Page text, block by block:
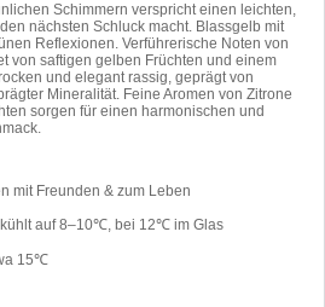
Schimmern verspricht einen leichten,
nächsten Schluck macht. Blassgelb mit
Reflexionen. Verführerische Noten von
von saftigen gelben Früchten und einem
und elegant rassig, geprägt von
Mineralität. Feine Aromen von Zitrone
sorgen für einen harmonischen und
mit Freunden & zum Leben
auf 8–10℃, bei 12℃ im Glas
15℃